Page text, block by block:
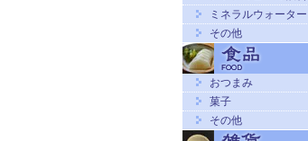
ミネラルウォーター
その他
おつまみ
菓子
その他